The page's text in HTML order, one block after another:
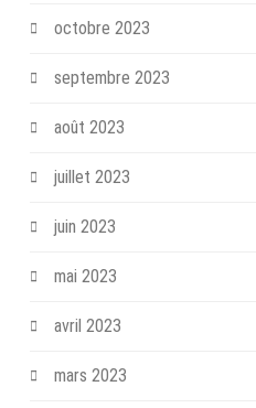
octobre 2023
septembre 2023
août 2023
juillet 2023
juin 2023
mai 2023
avril 2023
mars 2023